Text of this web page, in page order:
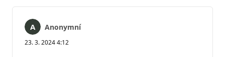
Anonymní
23. 3. 2024 4:12